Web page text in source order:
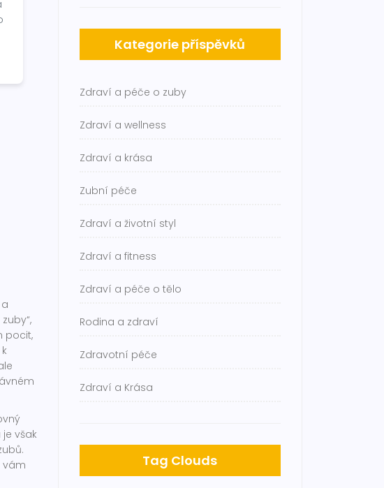
pocit,
však
vám
Kategorie příspěvků
Zdraví a péče o zuby
Zdraví a wellness
Zdraví a krása
Zubní péče
Zdraví a životní styl
Zdraví a fitness
Zdraví a péče o tělo
Rodina a zdraví
Zdravotní péče
Zdraví a Krása
Tag Clouds